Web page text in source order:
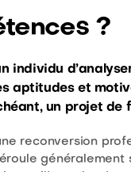
?
individu
aptitudes et
un projet de
reconversion
généralement